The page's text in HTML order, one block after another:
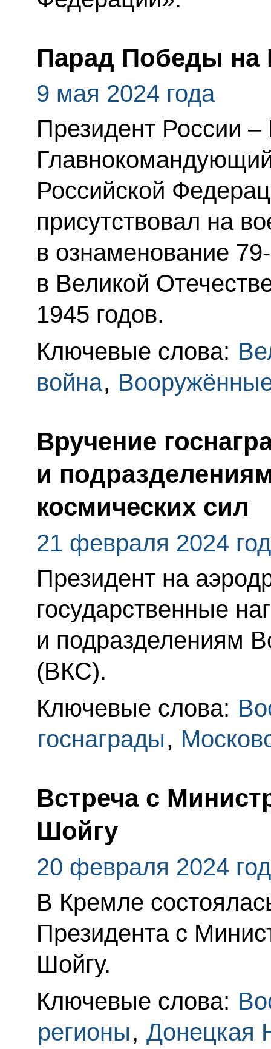
Парад Победы на
9 мая 2024 года
Президент России
Российской
присутствовал на
в ознаменование
в Великой
1945 годов.
Ключевые слова:
война,
Вручение
и
космических сил
21 февраля 2024
Президент на
государственные
и подразделениям
(ВКС).
Ключевые слова:
госнаграды,
Встреча с
Шойгу
20 февраля 2024
В Кремле
Президента с
Шойгу.
Ключевые слова:
регионы, Донецкая